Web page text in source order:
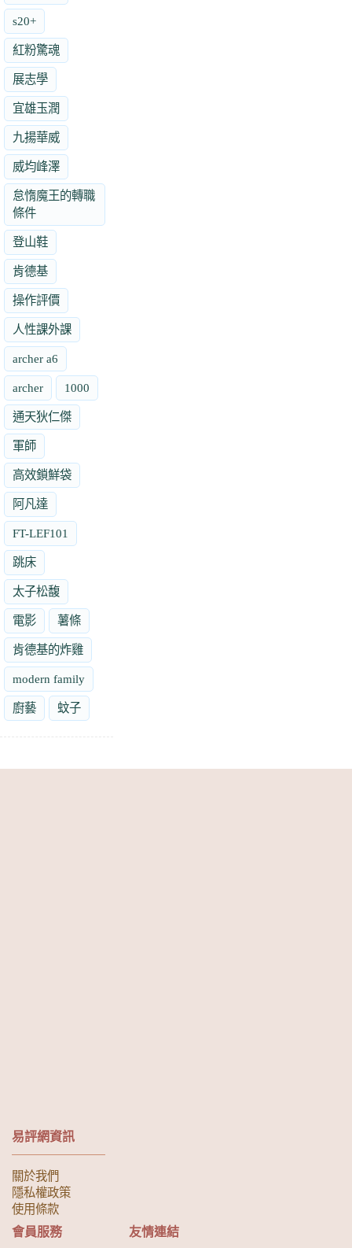
s20+
紅粉驚魂
展志學
宜雄玉潤
九揚華威
威均峰澤
怠惰魔王的轉職
條件
登山鞋
肯德基
操作評價
人性課外課
archer a6
archer 1000
通天狄仁傑
軍師
高效鎖鮮袋
阿凡達
FT-LEF101
跳床
太子松馥
電影 薯條
肯德基的炸雞
modern family
廚藝 蚊子
易評網資訊
關於我們
隱私權政策
使用條款
會員服務 友情連結